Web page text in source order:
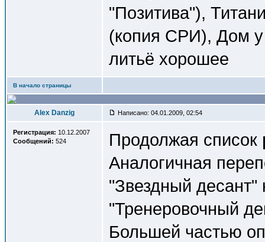
"Позитива"),
(копия СРИ), Дом у
литьё хорошее
В начало страницы
Alex Danzig Написано: 04.01.2009, 02:54
Регистрация: 10.12.2007
Сообщений: 524 Продолжая список
Аналогичная
"Звездный десант"
"Тренеровочный
Большей частью